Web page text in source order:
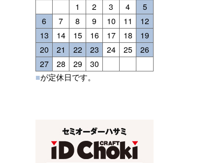
1
2 3 4
5
6
7 8 9 10 11
12
13
14 15 16 17 18
19
20
21 22 23 24 25
26
27
28 29
30
■が定休日です。